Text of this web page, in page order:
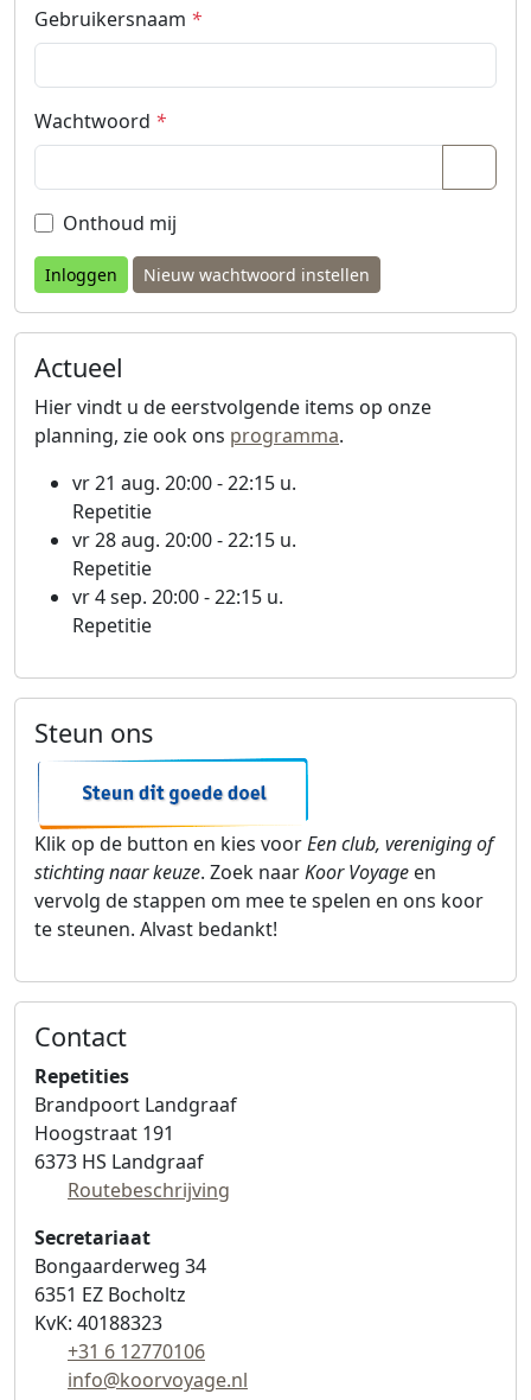
Gebruikersnaam *
Wachtwoord *
Onthoud mij
Nieuw wachtwoord instellen
Actueel
Hier vindt u de eerstvolgende items op onze
planning, zie ook ons programma.
vr 21 aug. 20:00 - 22:15 u.
Repetitie
vr 28 aug. 20:00 - 22:15 u.
Repetitie
vr 4 sep. 20:00 - 22:15 u.
Repetitie
Steun ons
Klik op de button en kies voorEen club, vereniging of
stichting naar keuze. Zoek naarKoor Voyage en
vervolg de stappen om mee te spelen en ons koor
te steunen. Alvast bedankt!
Contact
Koor Voyage
Repetities
Brandpoort Landgraaf
Hoogstraat 191
6373 HS Landgraaf
Routebeschrijving
Secretariaat
Bongaarderweg 34
6351 EZ Bocholtz
KvK: 40188323
+31 6 12770106
info@koorvoyage.nl